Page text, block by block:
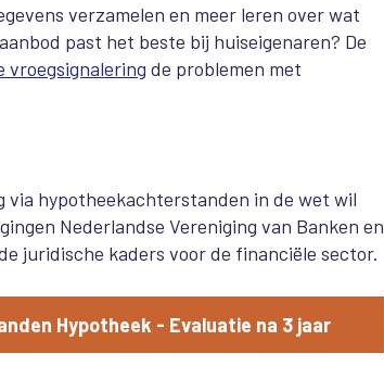
verzamelen en meer leren over wat
past het beste bij huiseigenaren? De
vroegsignalering de problemen met
via hypotheekachterstanden in de wet wil
Nederlandse Vereniging van Banken en
juridische kaders voor de financiële sector.
Hypotheek - Evaluatie na 3 jaar